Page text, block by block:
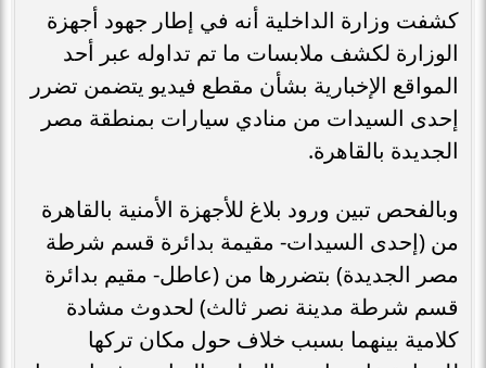
كشفت وزارة الداخلية أنه في إطار جهود أجهزة
الوزارة لكشف ملابسات ما تم تداوله عبر أحد
المواقع الإخبارية بشأن مقطع فيديو يتضمن تضرر
إحدى السيدات من منادي سيارات بمنطقة مصر
الجديدة بالقاهرة.
وبالفحص تبين ورود بلاغ للأجهزة الأمنية بالقاهرة
من (إحدى السيدات- مقيمة بدائرة قسم شرطة
مصر الجديدة) بتضررها من (عاطل- مقيم بدائرة
قسم شرطة مدينة نصر ثالث) لحدوث مشادة
كلامية بينهما بسبب خلاف حول مكان تركها